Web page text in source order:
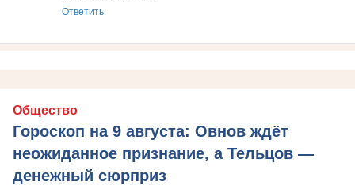
Ответить
Общество
Гороскоп на 9 августа: Овнов ждёт
неожиданное признание, а Тельцов —
денежный сюрприз